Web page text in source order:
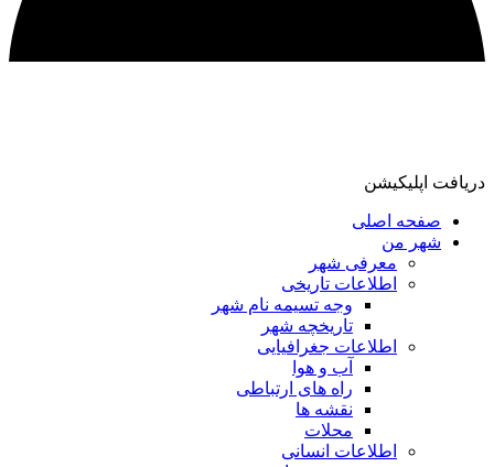
دریافت اپلیکیشن
صفحه اصلی
شهر من
معرفی شهر
اطلاعات تاریخی
وجه تسیمه نام شهر
تاریخچه شهر
اطلاعات جغرافیایی
آب و هوا
راه های ارتباطی
نقشه ها
محلات
اطلاعات انسانی